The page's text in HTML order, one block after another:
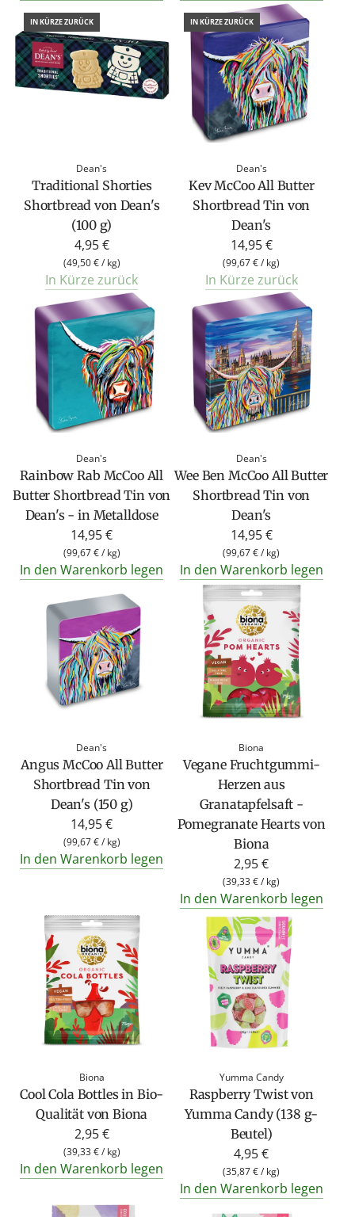
IN KÜRZE ZURÜCK
Dean's
Traditional Shorties
Shortbread von Dean's
(100 g)
4,95 €
(49,50 €/ kg)
In Kürze zurück
IN KÜRZE ZURÜCK
Dean's
Kev McCoo All Butter
Shortbread Tin von
Dean's
14,95 €
(99,67 €/ kg)
In Kürze zurück
Dean's
Rainbow Rab McCoo All
Butter Shortbread Tin von
Dean's - in Metalldose
14,95 €
(99,67 €/ kg)
In den Warenkorb legen
Dean's
Wee Ben McCoo All Butter
Shortbread Tin von
Dean's
14,95 €
(99,67 €/ kg)
In den Warenkorb legen
Dean's
Angus McCoo All Butter
Shortbread Tin von
Dean's (150 g)
14,95 €
(99,67 €/ kg)
In den Warenkorb legen
Biona
Vegane Fruchtgummi-
Herzen aus
Granatapfelsaft -
Pomegranate Hearts von
Biona
2,95 €
(39,33 €/ kg)
In den Warenkorb legen
Biona
Cool Cola Bottles in Bio-
Qualität von Biona
2,95 €
(39,33 €/ kg)
In den Warenkorb legen
Yumma Candy
Raspberry Twist von
Yumma Candy (138 g-
Beutel)
4,95 €
(35,87 €/ kg)
In den Warenkorb legen